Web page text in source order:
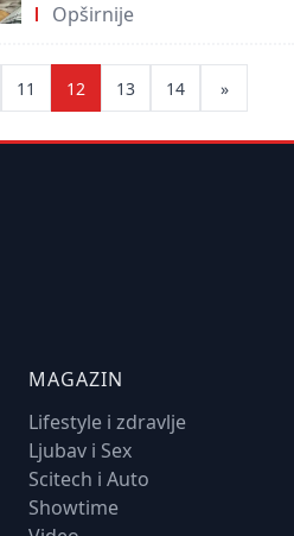
Opširnije
11 12 13 14 »
MAGAZIN
Lifestyle i zdravlje
Ljubav i Sex
Scitech i Auto
Showtime